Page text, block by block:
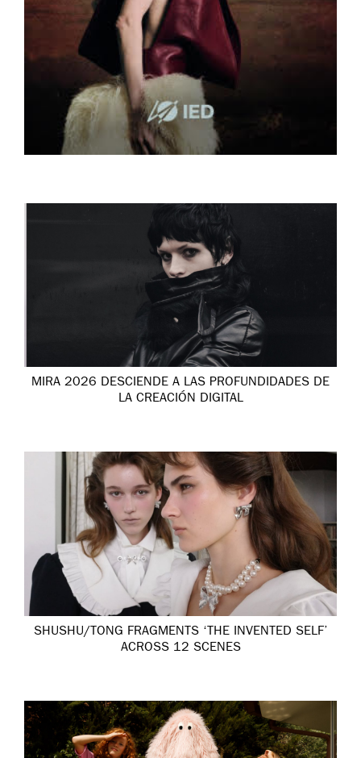
MIRA 2026 DESCIENDE A LAS PROFUNDIDADES DE
LA CREACIÓN DIGITAL
SHUSHU/TONG FRAGMENTS ‘THE INVENTED SELF’
ACROSS 12 SCENES